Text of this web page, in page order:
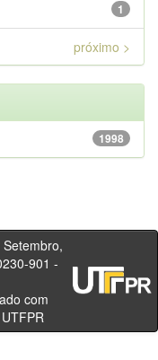
1
próximo >
1998
901 -
com